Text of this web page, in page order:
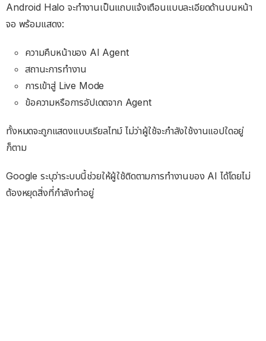
Android Halo จะทำงานเป็นแถบแจ้งเตือนแบบละเอียดด้านบนหน้า
จอ พร้อมแสดง:
ความคืบหน้าของ AI Agent
สถานะการทำงาน
การเข้าสู่ Live Mode
ข้อความหรือการอัปเดตจาก Agent
ทั้งหมดจะถูกแสดงแบบเรียลไทม์ ไม่ว่าผู้ใช้จะกำลังใช้งานแอปใดอยู่
ก็ตาม
Google ระบุว่าระบบนี้ช่วยให้ผู้ใช้ติดตามการทำงานของ AI ได้โดยไม่
ต้องหยุดสิ่งที่กำลังทำอยู่